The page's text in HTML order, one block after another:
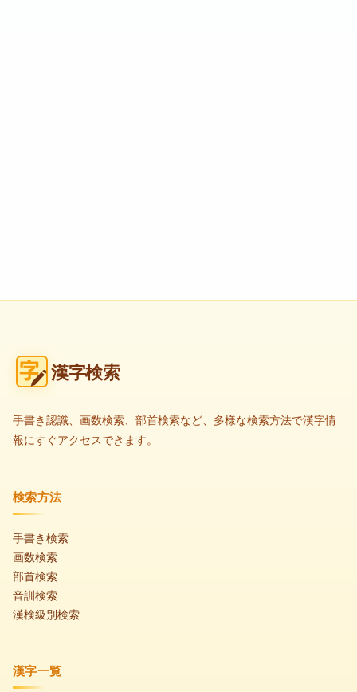
漢字検索
手書き認識、画数検索、部首検索など、多様な検索方法で漢字情
報にすぐアクセスできます。
検索方法
手書き検索
画数検索
部首検索
音訓検索
漢検級別検索
漢字一覧